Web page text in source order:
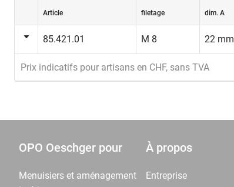
Article filetage dim. A
85.421.01 M 8 22 mm
Prix indicatifs pour artisans en CHF, sans TVA
OPO Oeschger pour
Menuisiers et aménagement
À propos
Entreprise